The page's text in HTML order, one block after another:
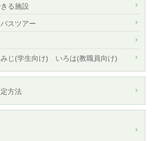
る施設
スツアー
じ(学生向け) いろは(教職員向け)
方法